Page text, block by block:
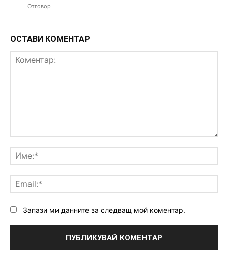
Отговор
ОСТАВИ КОМЕНТАР
Запази ми данните за следващ мой коментар.